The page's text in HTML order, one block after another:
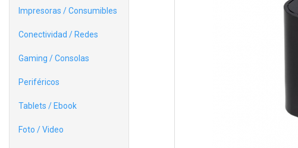
Impresoras / Consumibles
Conectividad / Redes
Gaming / Consolas
Periféricos
Tablets / Ebook
Foto / Video